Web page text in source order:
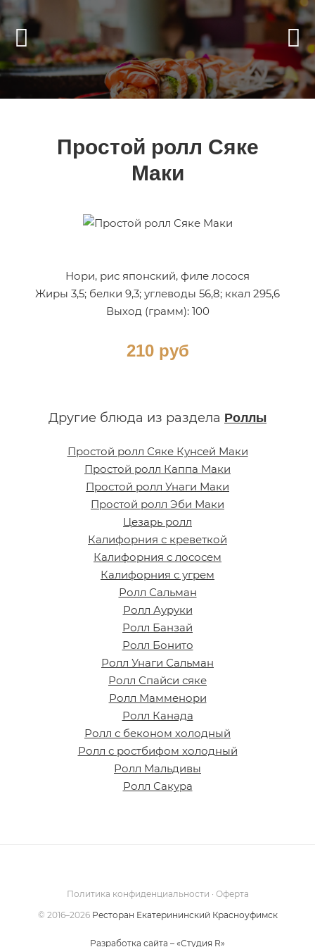
Простой ролл Сяке
Маки
Нори, рис японский, филе лосося
Жиры 3,5; белки 9,3; углеводы 56,8; ккал 295,6
Выход (грамм): 100
210 руб
Другие блюда из раздела Роллы
Простой ролл Сяке Кунсей Маки
Простой ролл Каппа Маки
Простой ролл Унаги Маки
Простой ролл Эби Маки
Цезарь ролл
Калифорния с креветкой
Калифорния с лососем
Калифорния с угрем
Ролл Сальман
Ролл Ауруки
Ролл Банзай
Ролл Бонито
Ролл Унаги Сальман
Ролл Спайси сяке
Ролл Мамменори
Ролл Канада
Ролл с беконом холодный
Ролл с ростбифом холодный
Ролл Мальдивы
Ролл Сакура
Политика конфиденциальности · Оферта
© 2016–2026 Ресторан Екатерининский Красноуфимск
Разработка сайта – «Студия R»